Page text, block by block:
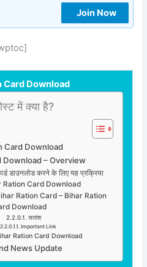
Join Now
Card Download
में क्या है?
Card Download
Download – Overview
डाउनलोड करने के लिए यह प्रक्रिया
Ration Card Download
Ration Card – Bihar Ration
Download
सारांश
Important Link
Ration Card Download
News Update